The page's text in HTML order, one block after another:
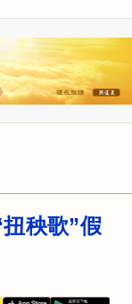
秧歌”假